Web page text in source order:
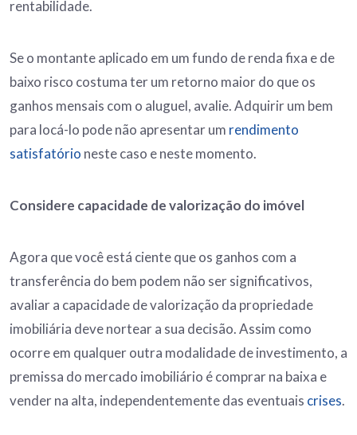
rentabilidade.
Se o montante aplicado em um fundo de renda fixa e de
baixo risco costuma ter um retorno maior do que os
ganhos mensais com o aluguel, avalie. Adquirir um bem
para locá-lo pode não apresentar um rendimento
satisfatório neste caso e neste momento.
Considere capacidade de valorização do imóvel
Agora que você está ciente que os ganhos com a
transferência do bem podem não ser significativos,
avaliar a capacidade de valorização da propriedade
imobiliária deve nortear a sua decisão. Assim como
ocorre em qualquer outra modalidade de investimento, a
premissa do mercado imobiliário é comprar na baixa e
vender na alta, independentemente das eventuais crises.